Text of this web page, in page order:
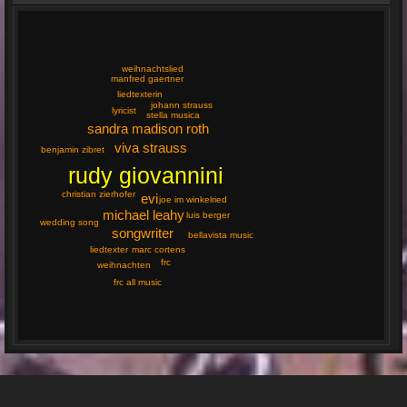
rudy giovannini
evi
viva strauss
michael leahy
sandra madison roth
songwriter
stella musica
christian zierhofer
joe im winkelried
marc cortens
lyricist
liedtexterin
weihnachten
benjamin zibret
johann strauss
manfred gaertner
weihnachtslied
luis berger
liedtexter
bellavista music
frc
frc all music
wedding song